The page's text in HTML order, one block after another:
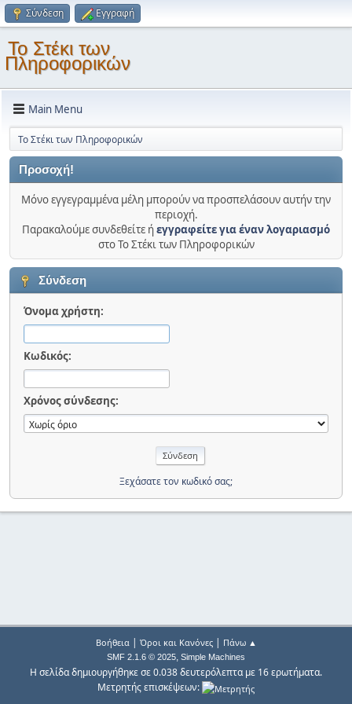
Σύνδεση Εγγραφή
Το Στέκι των
Πληροφορικών
Main Menu
Το Στέκι των Πληροφορικών
Προσοχή!
Μόνο εγγεγραμμένα μέλη μπορούν να προσπελάσουν αυτήν την
περιοχή.
Παρακαλούμε συνδεθείτε ήεγγραφείτε για έναν λογαριασμό
στο Το Στέκι των Πληροφορικών
Σύνδεση
Όνομα χρήστη:
Κωδικός:
Χρόνος σύνδεσης:
Ξεχάσατε τον κωδικό σας;
Βοήθεια| Όροι και Κανόνες| Πάνω ▲
SMF 2.1.6 © 2025, Simple Machines
Η σελίδα δημιουργήθηκε σε 0.038 δευτερόλεπτα με 16 ερωτήματα.
Μετρητής επισκέψεων: